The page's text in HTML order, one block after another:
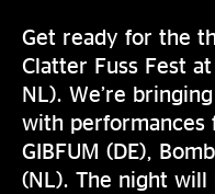
Get ready for the
Clatter Fuss Fest
NL). We’re
with performances
GIBFUM (DE),
(NL). The night will